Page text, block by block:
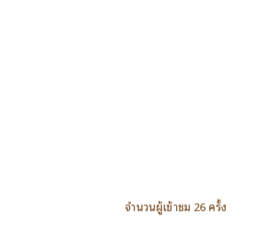
จำนวนผู้เข้าชม 26 ครั้ง